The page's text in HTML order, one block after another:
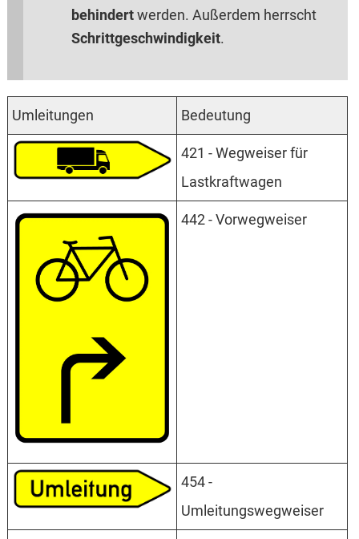
behindertwerden. Außerdem herrscht
Schrittgeschwindigkeit.
Umleitungen Bedeutung
421 - Wegweiser für
Lastkraftwagen
442 - Vorwegweiser
454 -
Umleitungswegweiser